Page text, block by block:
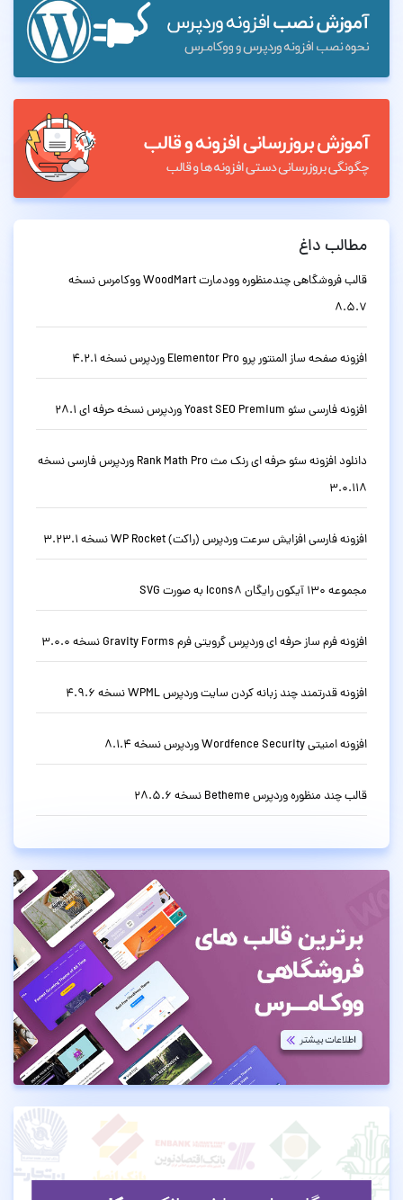
مطالب داغ
قالب فروشگاهی چندمنظوره وودمارت WoodMart ووکامرس نسخه
8.5.7
افزونه صفحه ساز المنتور پرو Elementor Pro وردپرس نسخه 4.2.1
افزونه فارسی سئو Yoast SEO Premium وردپرس نسخه حرفه ای 28.1
دانلود افزونه سئو حرفه ای رنک مث Rank Math Pro وردپرس فارسی نسخه
3.0.118
افزونه فارسی افزایش سرعت وردپرس (راکت) WP Rocket نسخه 3.23.1
مجموعه 130 آیکون رایگان Icons8 به صورت SVG
افزونه فرم ساز حرفه ای وردپرس گرویتی فرم Gravity Forms نسخه 3.0.0
افزونه قدرتمند چند زبانه کردن سایت وردپرس WPML نسخه 4.9.6
افزونه امنیتی Wordfence Security وردپرس نسخه 8.1.4
قالب چند منظوره وردپرس Betheme نسخه 28.5.6